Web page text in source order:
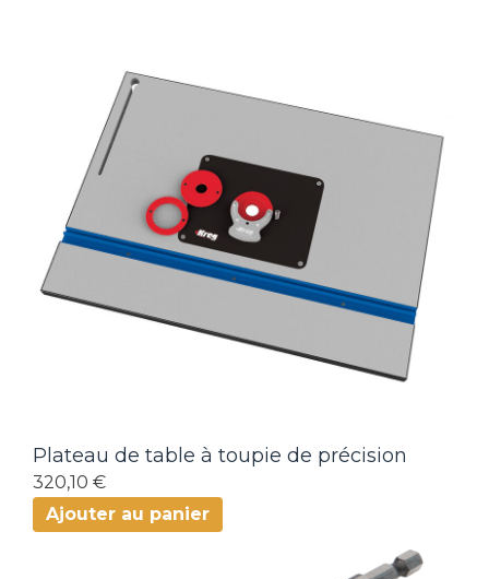
Plateau de table à toupie de précision
320,10 €
Ajouter au panier